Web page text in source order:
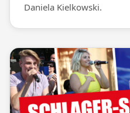
Daniela Kielkowski.